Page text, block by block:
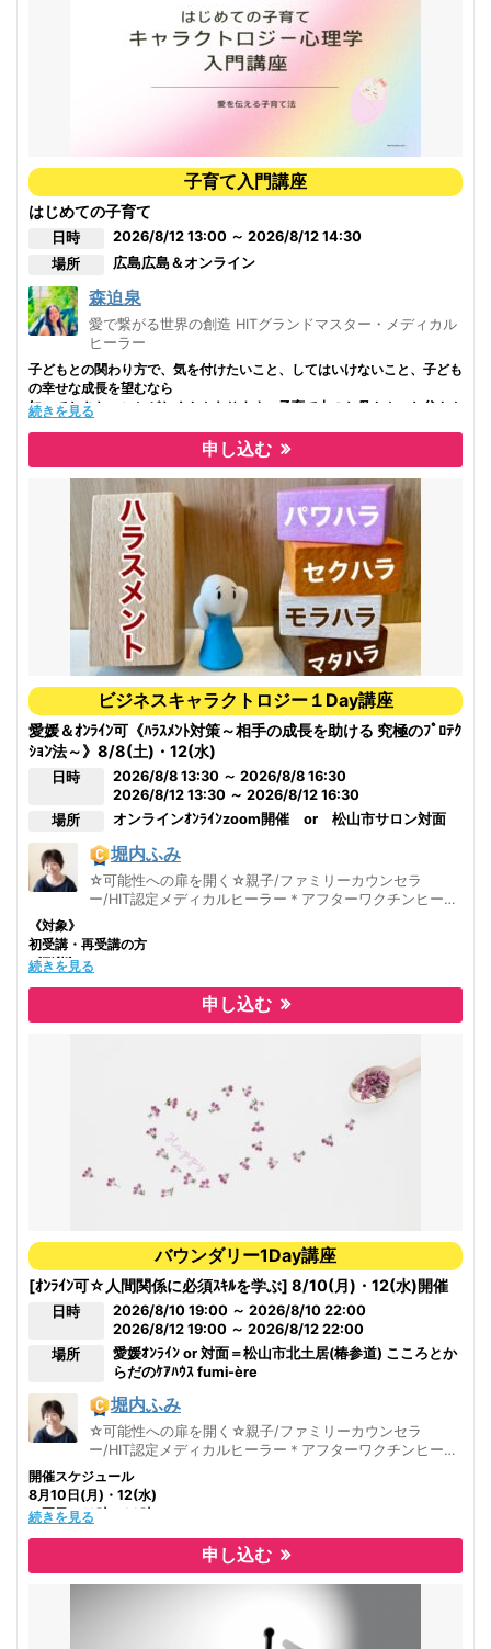
子育て入門講座
はじめての子育て
日時
2026/8/12 13:00 ～ 2026/8/12 14:30
場所
広島広島＆オンライン
森迫泉
愛で繋がる世界の創造 HITグランドマスター・メディカル
ヒーラー
子どもとの関わり方で、気を付けたいこと、してはいけないこと、子ども
の幸せな成長を望むなら
知っておきたいことがたくさんあります。子育て中のお母さん・お父さん
続きを見る
申し込む
ビジネスキャラクトロジー１Day講座
愛媛＆ｵﾝﾗｲﾝ可《ﾊﾗｽﾒﾝﾄ対策～相手の成長を助ける 究極のﾌﾟﾛﾃｸ
ｼｮﾝ法～》8/8(土)・12(水)
日時
2026/8/8 13:30 ～ 2026/8/8 16:30
2026/8/12 13:30 ～ 2026/8/12 16:30
場所
オンラインｵﾝﾗｲﾝzoom開催 or 松山市サロン対面
堀内ふみ
☆可能性への扉を開く☆親子/ファミリーカウンセラ
ー/HIT認定メディカルヒーラー＊アフターワクチンヒー
《対象》
初受講・再受講の方
《形態》
※バウンダリー関連講座スケジュール こちらもどうぞ
(スケジュールのご希望のある方は、お問い合わせくださいね）
◆バウンダリー入門講座
続きを見る
申し込む
バウンダリー1Day講座
[ｵﾝﾗｲﾝ可☆人間関係に必須ｽｷﾙを学ぶ] 8/10(月)・12(水)開催
日時
2026/8/10 19:00 ～ 2026/8/10 22:00
2026/8/12 19:00 ～ 2026/8/12 22:00
場所
愛媛ｵﾝﾗｲﾝ or 対面＝松山市北土居(椿参道) こころとか
らだのｹｱﾊｳｽ fumi-ère
堀内ふみ
☆可能性への扉を開く☆親子/ファミリーカウンセラ
ー/HIT認定メディカルヒーラー＊アフターワクチンヒー
リング・コロナ対応ヒーリング承ります＊
開催スケジュール
8月10日(月)・12(水)
両日 19時〜22時
初受講・再受講の方
《形態》
続きを見る
申し込む